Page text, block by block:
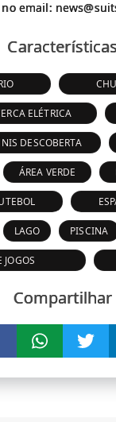
ELÉTRICA
DESCOBERTA
ÁREA VERDE
LAGO PISCINA
JOGOS
Compartilhar